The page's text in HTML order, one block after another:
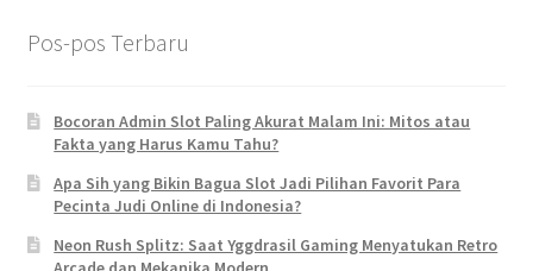
Pos-pos Terbaru
Bocoran Admin Slot Paling Akurat Malam Ini: Mitos atau
Fakta yang Harus Kamu Tahu?
Apa Sih yang Bikin Bagua Slot Jadi Pilihan Favorit Para
Pecinta Judi Online di Indonesia?
Neon Rush Splitz: Saat Yggdrasil Gaming Menyatukan Retro